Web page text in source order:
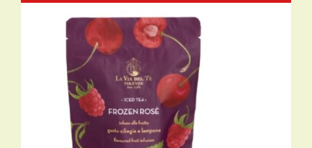
DETAILS